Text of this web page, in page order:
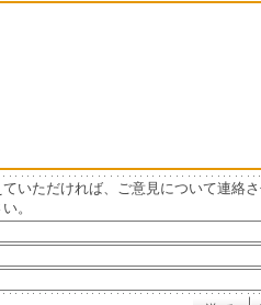
いただければ、ご意見について連絡
。